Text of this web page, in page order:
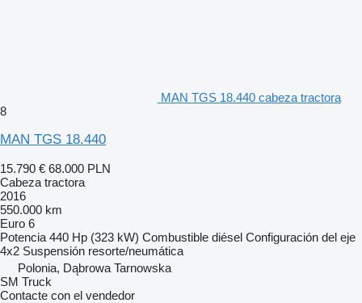
MAN TGS 18.440 cabeza tractora
8
MAN TGS 18.440
15.790 € 68.000 PLN
Cabeza tractora
2016
550.000 km
Euro 6
Potencia 440 Hp (323 kW) Combustible diésel Configuración del eje
4x2 Suspensión resorte/neumática
Polonia, Dąbrowa Tarnowska
SM Truck
Contacte con el vendedor